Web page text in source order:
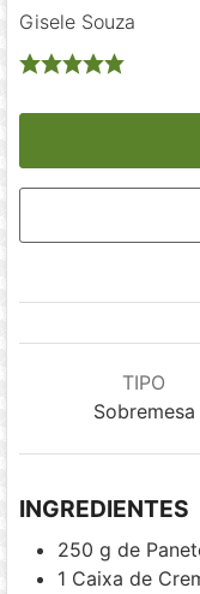
Gisele Souza
TIPO
Sobremesa
INGREDIENTES
250 g de
1 Caixa de